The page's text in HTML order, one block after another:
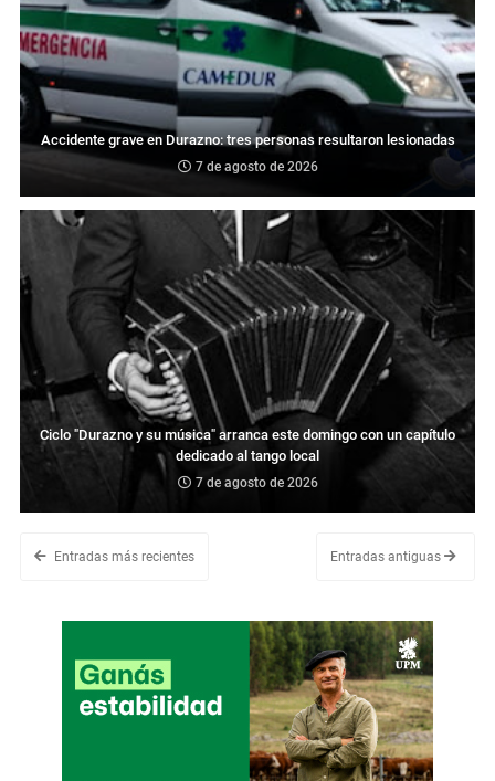
Accidente grave en Durazno: tres personas resultaron lesionadas
7 de agosto de 2026
Ciclo "Durazno y su música" arranca este domingo con un capítulo
dedicado al tango local
7 de agosto de 2026
Entradas más recientes Entradas antiguas